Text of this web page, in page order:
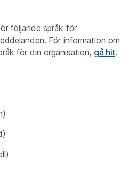
följande språk för
För information om
för din organisation, gå hit.